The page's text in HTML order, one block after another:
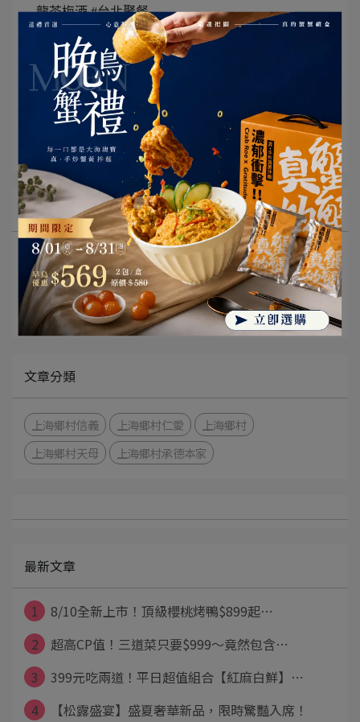
龍茶梅酒 #台北聚餐
文章分類 上海鄉村承德本家
所有文章主題
鄉村品味誌
門市活動與消息
公益活動
文章分類
上海鄉村信義 上海鄉村仁愛
上海鄉村
上海鄉村天母
上海鄉村承德本家
最新文章
1
8/10全新上市！頂級櫻桃烤鴨$899起⋯
2
超高CP值！三道菜只要$999～竟然包含⋯
3
399元吃兩道！平日超值組合【紅麻白鮮】⋯
4
【松露盛宴】盛夏奢華新品，限時驚豔入席！